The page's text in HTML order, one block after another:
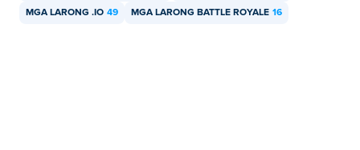
MGA LARONG .IO 49 MGA LARONG BATTLE ROYALE 16